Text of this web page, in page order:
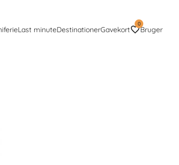
Last minuteDestinationerGavekort
0
Bruger